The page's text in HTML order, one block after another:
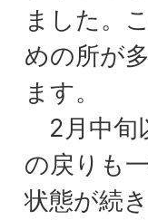
ました。
めの所が
ます。
2月中旬
の戻りも
状態が続